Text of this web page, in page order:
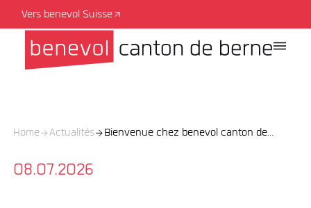
Vers benevol Suisse
Home Actualités Bienvenue chez benevol canton de...
08.07.2026